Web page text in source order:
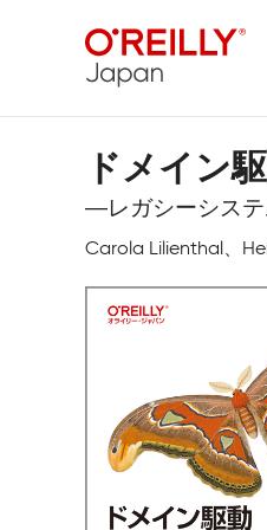
ドメイン
―レガシーシステ
Carola Lilienthal、